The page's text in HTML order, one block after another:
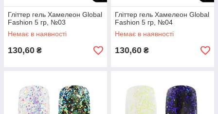
Гліттер гель Хамелеон Global
Fashion 5 гр, №03
Немає в наявності
130,60 ₴
Гліттер гель Хамелеон Global
Fashion 5 гр, №04
Немає в наявності
130,60 ₴